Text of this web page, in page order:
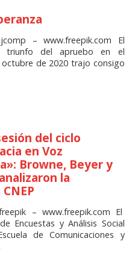
– www.freepik.com El
triunfo del apruebo en el
de 2020 trajo consigo
del ciclo
en Voz
Browne, Beyer y
la
– www.freepik.com El
Encuestas y Análisis Social
de Comunicaciones y